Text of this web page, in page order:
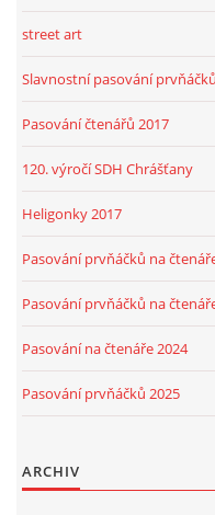
street art
Slavnostní pasování
Pasování čtenářů 2017
120. výročí SDH Chrášťany
Heligonky 2017
Pasování prvňáčků na
Pasování prvňáčků na
Pasování na čtenáře 2024
Pasování prvňáčků 2025
ARCHIV